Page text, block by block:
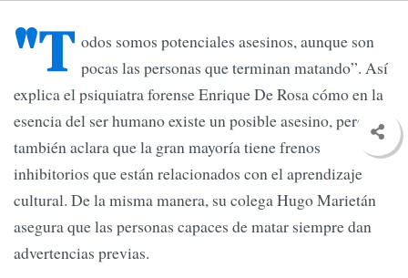
"T odos somos potenciales asesinos, aunque son
pocas las personas que terminan matando”. Así
explica el psiquiatra forense Enrique De Rosa cómo en la
esencia del ser humano existe un posible asesino, pero
también aclara que la gran mayoría tiene frenos
inhibitorios que están relacionados con el aprendizaje
cultural. De la misma manera, su colega Hugo Marietán
asegura que las personas capaces de matar siempre dan
advertencias previas.